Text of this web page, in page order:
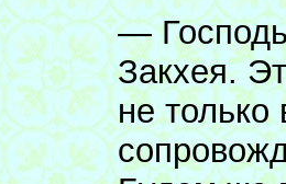
—
Закхея.
не